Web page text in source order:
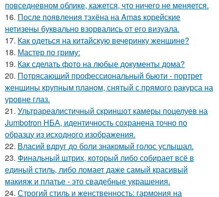
повседневном облике, кажется, что ничего не меняется.
16. После появления тэхёна на Amas корейские
нетизены буквально взорвались от его визуала.
17. Как одеться на китайскую вечеринку женщине?
18. Мастер по гриму:
19. Как сделать фото на любые документы дома?
20. Потрясающий профессиональный бьюти - портрет
женщины крупным планом, снятый с прямого ракурса на
уровне глаз.
21. Ультрареалистичный скриншот камеры поцелуев на
Jumbotron НБА, идентичность сохранена точно по
образцу из исходного изображения.
22. Власий вдруг до боли знакомый голос услышал.
23. Финальный штрих, который либо собирает всё в
единый стиль, либо ломает даже самый красивый
макияж и платье - это свадебные украшения.
24. Строгий стиль и женственность: гармония на